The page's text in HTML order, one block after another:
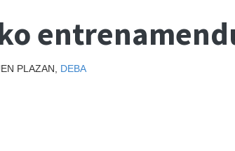
PLAZAN, DEBA